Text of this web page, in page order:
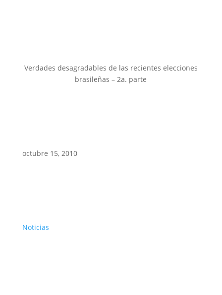
Verdades desagradables de las recientes elecciones
brasileñas – 2a. parte
octubre 15, 2010
Noticias